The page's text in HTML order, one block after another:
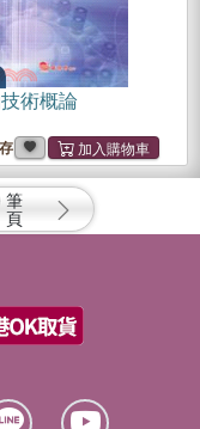
術概論
筆
頁